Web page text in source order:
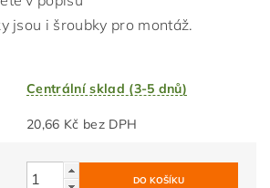
jsou i šroubky pro montáž.
Centrální sklad (3-5 dnů)
20,66 Kč bez DPH